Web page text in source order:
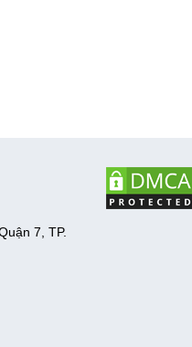
7, TP.